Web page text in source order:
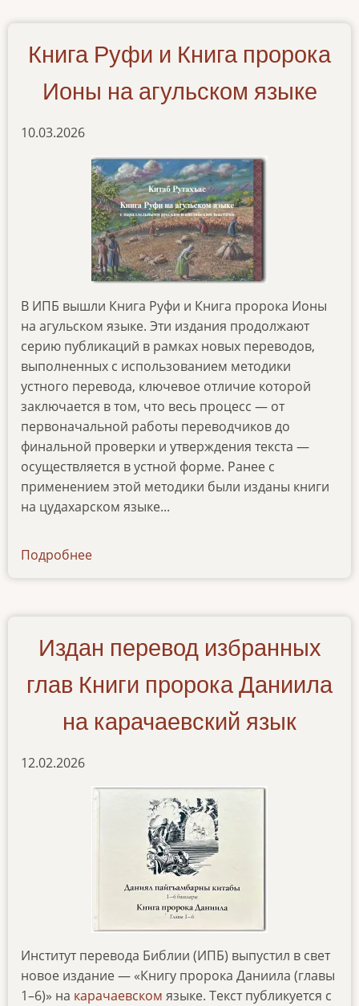
na-
lakskom-
yazyke
Книга Руфи и Книга пророка
Ионы на агульском языке
10.03.2026
В ИПБ вышли Книга Руфи и Книга пророка Ионы
на агульском языке. Эти издания продолжают
серию публикаций в рамках новых переводов,
выполненных с использованием методики
устного перевода, ключевое отличие которой
заключается в том, что весь процесс — от
первоначальной работы переводчиков до
финальной проверки и утверждения текста —
осуществляется в устной форме. Ранее с
применением этой методики были изданы книги
на цудахарском языке...
Подробнее
agulskij-
Издан перевод избранных
глав Книги пророка Даниила
на карачаевский язык
12.02.2026
Институт перевода Библии (ИПБ) выпустил в свет
новое издание — «Книгу пророка Даниила (главы
1–6)» на карачаевском языке. Текст публикуется с